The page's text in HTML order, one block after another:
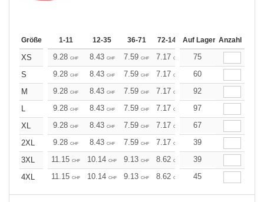
Größe 1-11 12-35 36-71 72-143 144-287 288 +
Auf Lager Anzahl
XS 9.28 CHF 8.43 CHF 7.59 CHF 7.17 CHF 6.75
75
S
9.28 CHF 8.43 CHF 7.59 CHF 7.17 CHF 6.75
60
M
9.28 CHF 8.43 CHF 7.59 CHF 7.17 CHF 6.75
92
L
9.28 CHF 8.43 CHF 7.59 CHF 7.17 CHF 6.75
97
XL
9.28 CHF 8.43 CHF 7.59 CHF 7.17 CHF 6.75
67
2XL
9.28 CHF 8.43 CHF 7.59 CHF 7.17 CHF 6.75
39
3XL
11.15 CHF 10.14 CHF 9.13 CHF 8.62 CHF 8.11
39
4XL
11.15 CHF 10.14 CHF 9.13 CHF 8.62 CHF 8.11
45